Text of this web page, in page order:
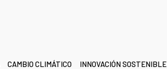
CAMBIO CLIMÁTICO INNOVACIÓN SOSTENIBLE